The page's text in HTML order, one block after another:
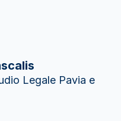
Legale Pavia e